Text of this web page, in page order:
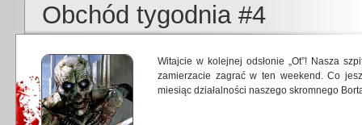
Obchód tygodnia #4
Witajcie w kolejnej odsłonie „Ot”! Nasza
zamierzacie zagrać w ten weekend. Co
miesiąc działalności naszego skromnego